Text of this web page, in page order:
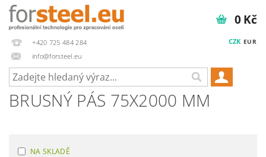
+420 725 484 284
info@forsteel.eu
CZK EUR
0 Kč
BRUSNÝ PÁS 75X2000 MM
NA SKLADĚ